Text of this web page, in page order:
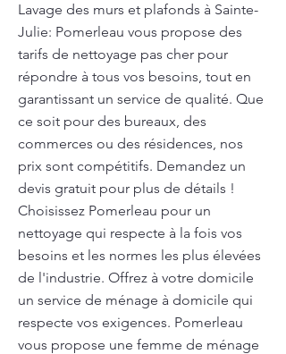
Lavage des murs et plafonds à Sainte-
Julie: Pomerleau vous propose des
tarifs de nettoyage pas cher pour
répondre à tous vos besoins, tout en
garantissant un service de qualité. Que
ce soit pour des bureaux, des
commerces ou des résidences, nos
prix sont compétitifs. Demandez un
devis gratuit pour plus de détails !
Choisissez Pomerleau pour un
nettoyage qui respecte à la fois vos
besoins et les normes les plus élevées
de l'industrie. Offrez à votre domicile
un service de ménage à domicile qui
respecte vos exigences. Pomerleau
vous propose une femme de ménage